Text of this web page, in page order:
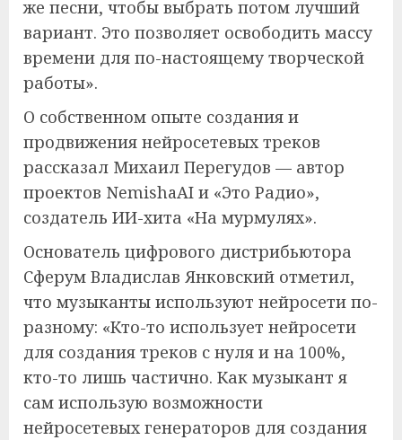
же песни, чтобы выбрать потом лучший
вариант. Это позволяет освободить массу
времени для по-настоящему творческой
работы».
О собственном опыте создания и
продвижения нейросетевых треков
рассказал Михаил Перегудов — автор
проектов NemishaAI и «Это Радио»,
создатель ИИ-хита «На мурмулях».
Основатель цифрового дистрибьютора
Сферум Владислав Янковский отметил,
что музыканты используют нейросети по-
разному: «Кто-то использует нейросети
для создания треков с нуля и на 100%,
кто-то лишь частично. Как музыкант я
сам использую возможности
нейросетевых генераторов для создания